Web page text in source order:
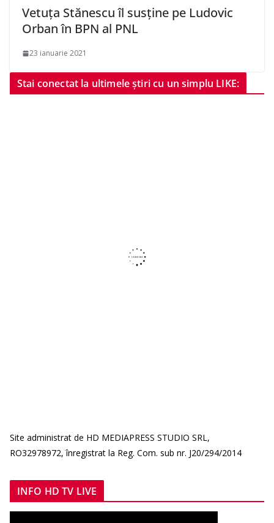
Vetuța Stănescu îl susține pe Ludovic
Orban în BPN al PNL
23 ianuarie 2021
Stai conectat la ultimele știri cu un simplu LIKE:
Site administrat de HD MEDIAPRESS STUDIO SRL,
RO32978972, înregistrat la Reg. Com. sub nr. J20/294/2014
INFO HD TV LIVE